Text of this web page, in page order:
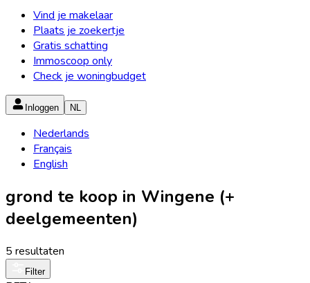
Vind je makelaar
Plaats je zoekertje
Gratis schatting
Immoscoop only
Check je woningbudget
Inloggen NL
Nederlands
Français
English
grond te koop in Wingene (+
deelgemeenten)
5 resultaten
Filter